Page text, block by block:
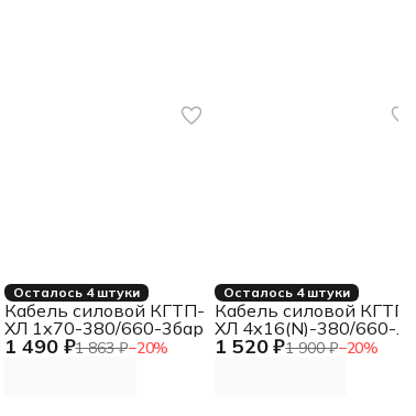
Осталось 4 штуки
1 490 ₽1 863 ₽−20%
Кабель силовой КГТП-
ХЛ 1х70-380/660-3бар
Осталось 4 штуки
1 520 ₽1 900 ₽−20%
Кабель силовой КГТП-
ХЛ 4х16(N)-380/660-
2бар